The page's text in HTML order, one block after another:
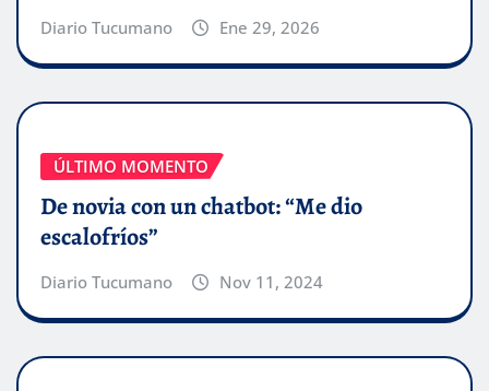
Diario Tucumano Ene 29, 2026
ÚLTIMO MOMENTO
De novia con un chatbot: “Me dio
escalofríos”
Diario Tucumano Nov 11, 2024